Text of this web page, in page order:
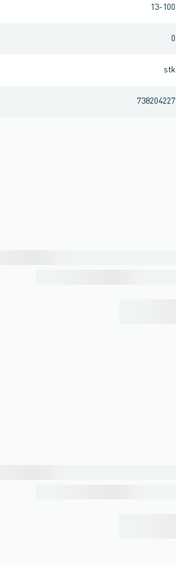
13-100
0
stk
738204227